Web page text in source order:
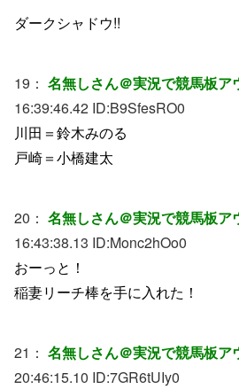
ダークシャドウ!!
19： 名無しさん＠実況で競馬板ア
16:39:46.42 ID:B9SfesRO0
川田＝鈴木みのる
戸崎＝小橋建太
20： 名無しさん＠実況で競馬板ア
16:43:38.13 ID:Monc2hOo0
おーっと！
稲妻リーチ棒を手に入れた！
21： 名無しさん＠実況で競馬板ア
20:46:15.10 ID:7GR6tUIy0